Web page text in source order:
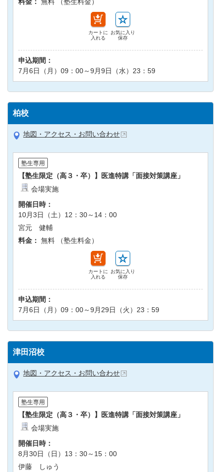
カートに
入れる
お気に入り
保存
申込期間：
7月6日（月）09：00～9月9日（水）23：59
柏校
地図・アクセス・お問い合わせ
塾生専用
【塾生限定（高３・卒）】医進特講「面接対策講座」
会場実施
開催日時：
10月3日（土）12：30～14：00
宮元 健輔
料金： 無料 （塾生料金）
カートに
入れる
お気に入り
保存
申込期間：
7月6日（月）09：00～9月29日（火）23：59
津田沼校
地図・アクセス・お問い合わせ
塾生専用
【塾生限定（高３・卒）】医進特講「面接対策講座」
会場実施
開催日時：
8月30日（日）13：30～15：00
伊藤 しゅう